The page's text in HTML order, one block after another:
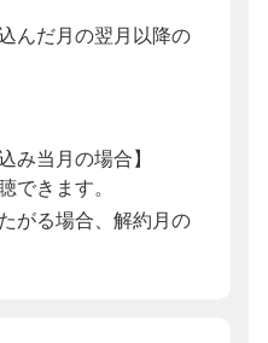
んだ月の翌月以降の
み当月の場合】
できます。
がる場合、解約月の